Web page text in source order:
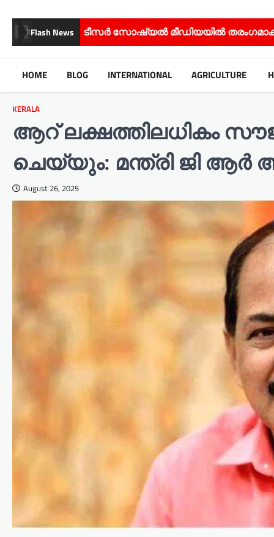
Flash News
സോഷ്യൽ മീഡിയയിൽ തരംഗമാകുന്നു; സിനിമ –
HOME BLOG INTERNATIONAL AGRICULTURE
KERALA
ആറ് ലക്ഷത്തിലധികം
ചെയ്യും: മന്ത്രി ജി ആർ
August 26, 2025